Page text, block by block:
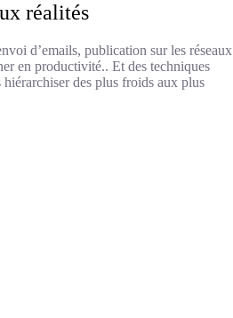
réalités
d’emails, publication sur les réseaux
en productivité.. Et des techniques
des plus froids aux plus